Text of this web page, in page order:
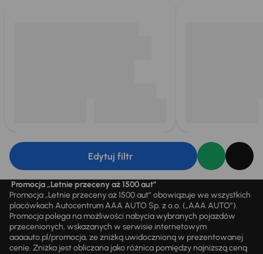
Edytuj filtr
Promocja „Letnie przeceny aż 1500 aut”
Promocja „Letnie przeceny aż 1500 aut” obowiązuje we wszystkich
placówkach Autocentrum AAA AUTO Sp. z o.o. („AAA AUTO”).
Promocja polega na możliwości nabycia wybranych pojazdów
przecenionych, wskazanych w serwisie internetowym
aaaauto.pl/promocja, ze zniżką uwidocznioną w prezentowanej
cenie. Zniżka jest obliczana jako różnica pomiędzy najniższą ceną